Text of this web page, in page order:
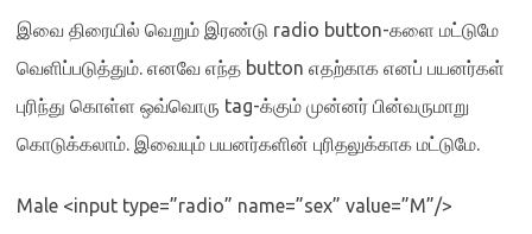
இவை திரையில் வெறும் இரண்டு radio button-களை மட்டுமே
வெளிப்படுத்தும். எனவே எந்த button எதற்காக எனப் பயனர்கள்
புரிந்து கொள்ள ஒவ்வொரு tag-க்கும் முன்னர் பின்வருமாறு
கொடுக்கலாம். இவையும் பயனர்களின் புரிதலுக்காக மட்டுமே.
Male <input type=”radio” name=”sex” value=”M”/>